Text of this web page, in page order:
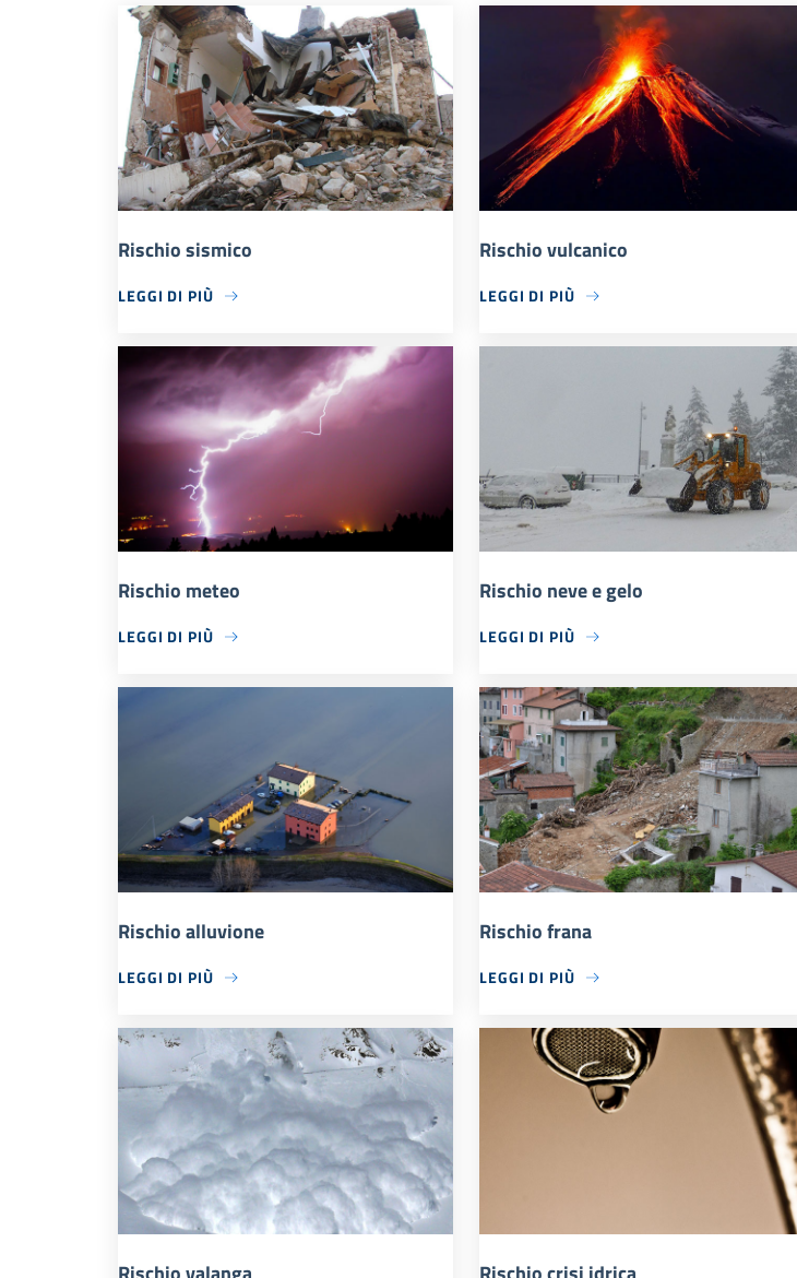
Rischio sismico
LEGGI DI PIÙ
Rischio vulcanico
LEGGI DI PIÙ
Rischio meteo
LEGGI DI PIÙ
Rischio neve e gelo
LEGGI DI PIÙ
Rischio alluvione
LEGGI DI PIÙ
Rischio frana
LEGGI DI PIÙ